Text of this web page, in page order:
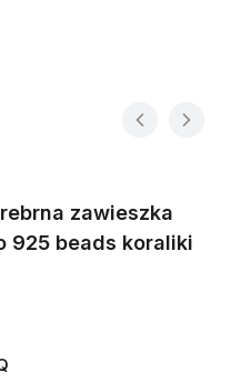
zawieszka
925 beads koraliki